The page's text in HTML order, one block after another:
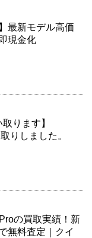
最新モデル高価
現金化
ります】
りしました。
の買取実績！新
無料査定｜クイ